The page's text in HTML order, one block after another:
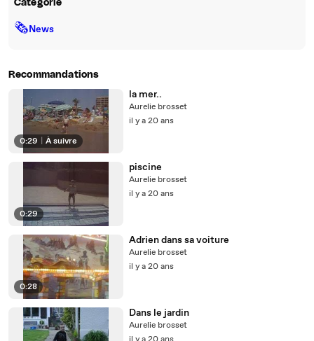
Catégorie
🗞News
Recommandations
0:29 À suivre
la mer..
Aurelie brosset
il y a 20 ans
0:29
piscine
Aurelie brosset
il y a 20 ans
0:28
Adrien dans sa voiture
Aurelie brosset
il y a 20 ans
Dans le jardin
Aurelie brosset